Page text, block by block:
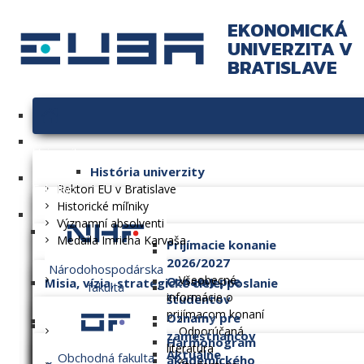
EKONOMICKÁ
UNIVERZITA V
BRATISLAVE
História univerzity
Rektori EU v Bratislave
Historické míľniky
Významní absolventi
Medaila Imricha Karvaša
Misia, vízia, strategické ciele, poslanie
Dlhodobý zámer
Fakulty
Národohospodárska
fakulta
Obchodná fakulta
Prijímacie konanie
2026/2027
Všeobecné
informácie o
prijímacom konaní
Odporúčaná
literatúra
Oznamy pre
študentov
Harmonogram
akademického
Oznamy pre
zamestnancov
Aktuálne